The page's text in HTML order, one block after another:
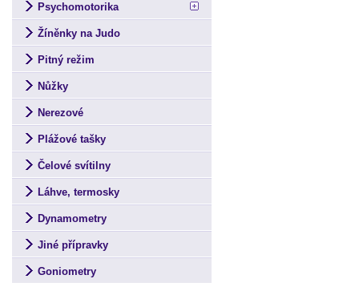
Psychomotorika
Žíněnky na Judo
Pitný režim
Nůžky
Nerezové
Plážové tašky
Čelové svítilny
Láhve, termosky
Dynamometry
Jiné přípravky
Goniometry